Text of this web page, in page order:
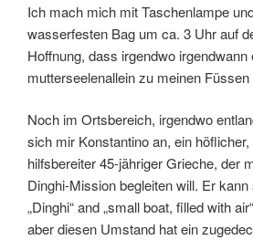
Ich mach mich mit Taschenlampe
wasserfesten Bag um ca. 3 Uhr auf
Hoffnung, dass irgendwo irgendwann
mutterseelenallein zu meinen Füssen
Noch im Ortsbereich, irgendwo
sich mir Konstantino an, ein
hilfsbereiter 45-jähriger Grieche, der
Dinghi-Mission begleiten will. Er
„Dinghi“ and „small boat, filled with
aber diesen Umstand hat ein